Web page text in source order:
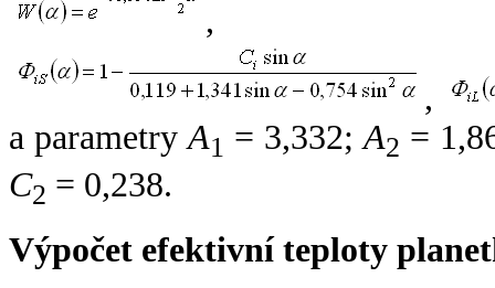
,
,
a parametryA1 = 3,332;A2 =
C2 = 0,238.
Výpočet efektivní teploty